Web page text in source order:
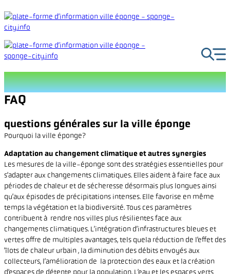
au
contenu
FAQ
questions générales sur la ville éponge
Pourquoi la ville éponge?
Adaptation au changement climatique et autres synergies
Les mesures de la ville-éponge sont des stratégies essentielles pour
s’adapter aux changements climatiques. Elles aident à faire face aux
périodes de chaleur et de sécheresse désormais plus longues ainsi
qu’aux épisodes de précipitations intenses. Elle favorise en même
temps la végétation et la biodiversité. Tous ces paramètres
contribuent à rendre nos villes plus résilientes face aux
changements climatiques. L’intégration d’infrastructures bleues et
vertes offre de multiples avantages, tels quela réduction de l’effet des
’îlots de chaleur urbain , la diminution des débits envoyés aux
collecteurs, l’amélioration de la protection des eaux et la création
d’espaces de détente pour la population. L’eau et les espaces verts